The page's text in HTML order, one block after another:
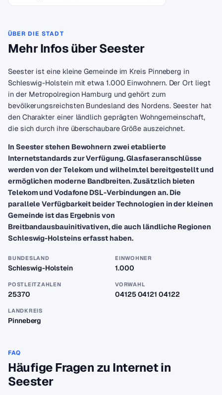
ÜBER DIE STADT
Mehr Infos über Seester
Seester ist eine kleine Gemeinde im Kreis Pinneberg in
Schleswig-Holstein mit etwa 1.000 Einwohnern. Der Ort liegt
in der Metropolregion Hamburg und gehört zum
bevölkerungsreichsten Bundesland des Nordens. Seester hat
den Charakter einer ländlich geprägten Wohngemeinschaft,
die sich durch ihre überschaubare Größe auszeichnet.
In Seester stehen Bewohnern zwei etablierte
Internetstandards zur Verfügung. Glasfaseranschlüsse
werden von der Telekom und wilhelm.tel bereitgestellt und
ermöglichen moderne Bandbreiten. Zusätzlich bieten
Telekom und Vodafone DSL-Verbindungen an. Die
parallele Verfügbarkeit beider Technologien in der kleinen
Gemeinde ist das Ergebnis von
Breitbandausbauinitivativen, die auch ländliche Regionen
Schleswig-Holsteins erfasst haben.
BUNDESLAND
Schleswig-Holstein
EINWOHNER
1.000
POSTLEITZAHLEN
25370
VORWAHL
04125 04121 04122
LANDKREIS
Pinneberg
FAQ
Häufige Fragen zu Internet in
Seester